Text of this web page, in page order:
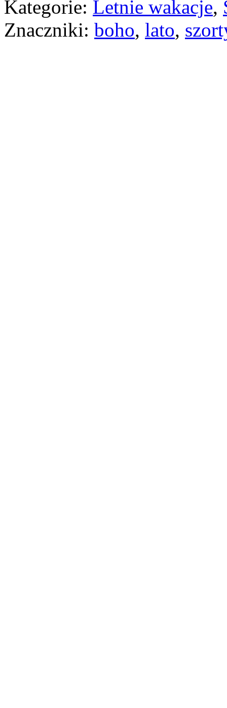
Kategorie: Letnie wakacje,
Znaczniki: boho, lato,